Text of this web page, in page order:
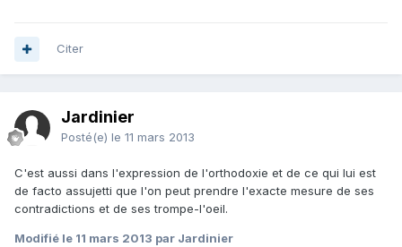
Citer
Jardinier
Posté(e) le 11 mars 2013
C'est aussi dans l'expression de l'orthodoxie et de ce qui lui est
de facto assujetti que l'on peut prendre l'exacte mesure de ses
contradictions et de ses trompe-l'oeil.
Modifié le 11 mars 2013 par Jardinier